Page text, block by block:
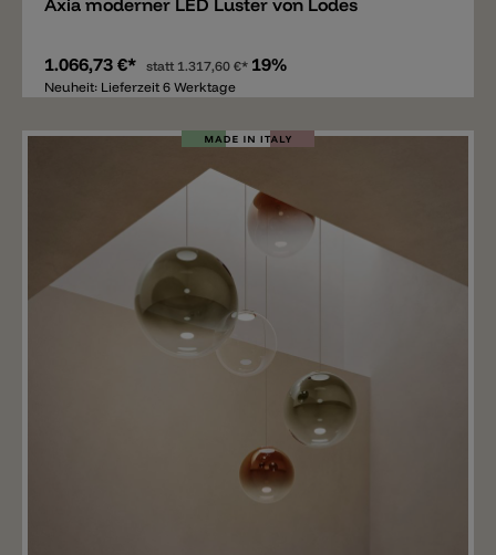
Axia moderner LED Luster von Lodes
1.066,73 €* statt 1.317,60 €* 19%
Neuheit: Lieferzeit 6 Werktage